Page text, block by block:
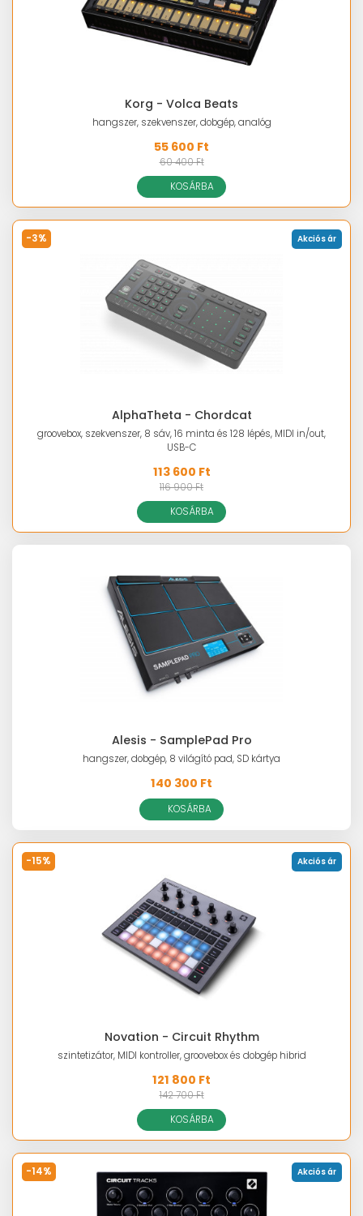
Korg - Volca Beats
hangszer, szekvenszer, dobgép, analóg
55 600 Ft
60 400 Ft
KOSÁRBA
-3% Akciós ár
AlphaTheta - Chordcat
groovebox, szekvenszer, 8 sáv, 16 minta és 128 lépés, MIDI in/out,
USB-C
113 600 Ft
116 900 Ft
KOSÁRBA
Alesis - SamplePad Pro
hangszer, dobgép, 8 világító pad, SD kártya
140 300 Ft
KOSÁRBA
-15% Akciós ár
Novation - Circuit Rhythm
szintetizátor, MIDI kontroller, groovebox és dobgép hibrid
121 800 Ft
142 700 Ft
KOSÁRBA
-14% Akciós ár